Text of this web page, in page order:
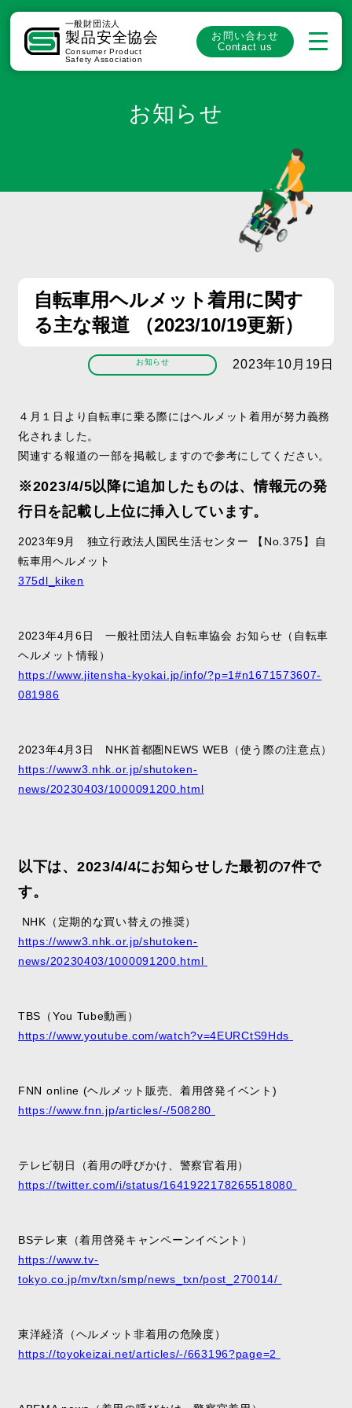
一般財団法人
製品安全協会
Consumer Product
Safety Association
お問い合わせ
Contact us
お知らせ
自転車用ヘルメット着用に関す
る主な報道 （2023/10/19更新）
お知らせ 2023年10月19日
４月１日より自転車に乗る際にはヘルメット着用が努力義務
化されました。
関連する報道の一部を掲載しますので参考にしてください。
※2023/4/5以降に追加したものは、情報元の発
行日を記載し上位に挿入しています。
2023年9月 独立行政法人国民生活センター 【No.375】自
転車用ヘルメット
375dl_kiken
2023年4月6日 一般社団法人自転車協会 お知らせ（自転車
ヘルメット情報）
https://www.jitensha-kyokai.jp/info/?p=1#n1671573607-
081986
2023年4月3日 NHK首都圏NEWS WEB（使う際の注意点）
https://www3.nhk.or.jp/shutoken-
news/20230403/1000091200.html
以下は、2023/4/4にお知らせした最初の7件で
す。
NHK （定期的な買い替えの推奨）
https://www3.nhk.or.jp/shutoken-
news/20230403/1000091200.html
TBS（You Tube動画）
https://www.youtube.com/watch?v=4EURCtS9Hds
FNN online (ヘルメット販売、着用啓発イベント)
https://www.fnn.jp/articles/-/508280
テレビ朝日（着用の呼びかけ、警察官着用）
https://twitter.com/i/status/1641922178265518080
BSテレ東（着用啓発キャンペーンイベント）
https://www.tv-
tokyo.co.jp/mv/txn/smp/news_txn/post_270014/
東洋経済（ヘルメット非着用の危険度）
https://toyokeizai.net/articles/-/663196?page=2